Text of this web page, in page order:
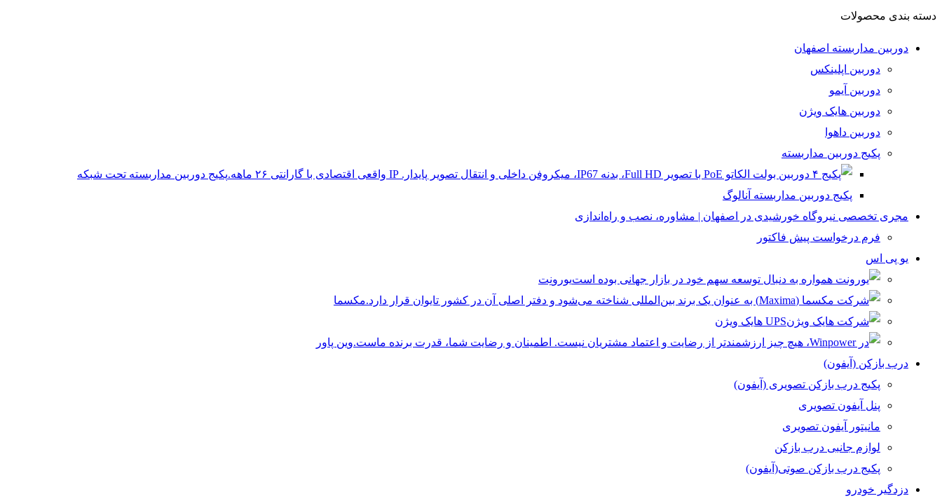
دسته بندی محصولات
دوربین مداربسته اصفهان
دوربین اپلینکس
دوربین آیمو
دوربین هایک ویژن
دوربین داهوا
پکیج دوربین مداربسته
پکیج دوربین مداربسته تحت شبکه
پکیج دوربین مداربسته آنالوگ
مجری تخصصی نیروگاه خورشیدی در اصفهان | مشاوره، نصب و راه‌اندازی
فرم درخواست پیش فاکتور
یو پی اس
یورونِت
مکسما
UPS هایک ویژن
وین پاور
درب بازکن (آیفون)
پکیج درب بازکن تصویری (آیفون)
پنل آیفون تصویری
مانیتور آیفون تصویری
لوازم جانبی درب بازکن
پکیج درب بازکن صوتی(آیفون)
دزدگیر خودرو